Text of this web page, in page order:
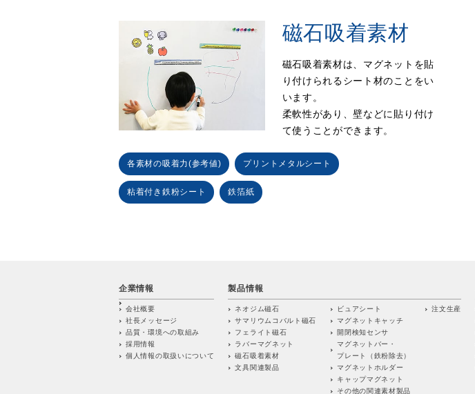
磁石吸着素材
磁石吸着素材は、マグネットを貼
り付けられるシート材のことをい
います。
柔軟性があり、壁などに貼り付け
て使うことができます。
各素材の吸着力(参考値) プリントメタルシート
粘着付き鉄粉シート 鉄箔紙
企業情報
会社概要
社長メッセージ
品質・環境への取組み
採用情報
個人情報の取扱いについて
製品情報
ネオジム磁石
サマリウムコバルト磁石
フェライト磁石
ラバーマグネット
磁石吸着素材
文具関連製品
ビュアシート
マグネットキャッチ
開閉検知センサ
マグネットバー・
プレート（鉄粉除去）
マグネットホルダー
キャップマグネット
その他の関連素材製品
注文生産